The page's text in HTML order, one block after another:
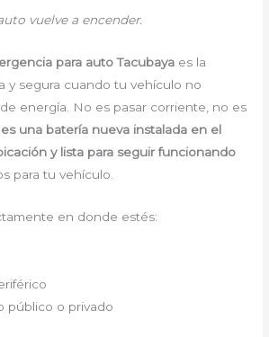
vuelve a encender.
para auto Tacubaya es la
y segura cuando tu vehículo no
energía. No es pasar corriente, no es
es una batería nueva instalada en el
y lista para seguir funcionando
para tu vehículo.
en donde estés:
público o privado